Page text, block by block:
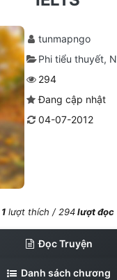
tunmapngo
Phi tiểu thuyết
294
Đang cập nhật
04-07-2012
1 lượt thích /294lượt đọc
Đọc Truyện
Danh sách chương